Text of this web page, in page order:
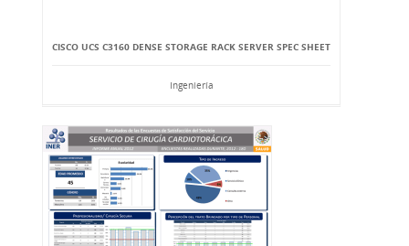
CISCO UCS C3160 DENSE STORAGE RACK SERVER SPEC SHEET
Ingeniería